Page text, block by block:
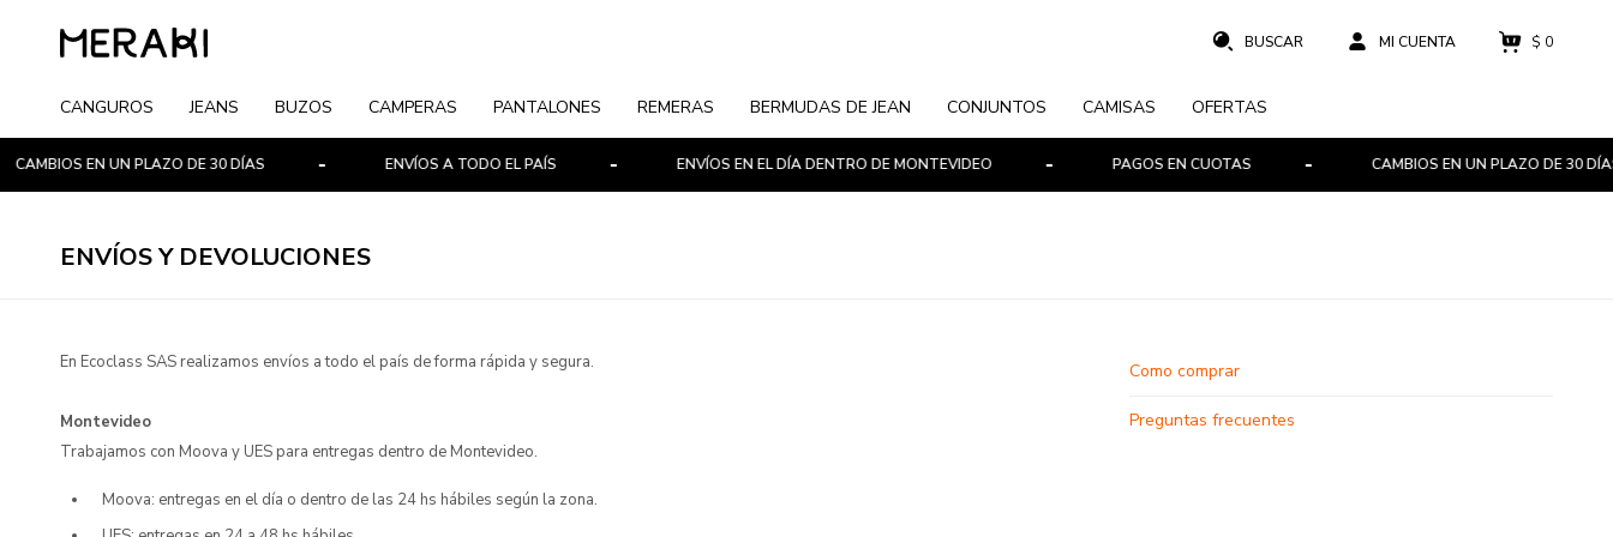
CANGUROS JEANS BUZOS CAMPERAS PANTALONES REMERAS BERMUDAS DE JEAN CONJUNTOS CAMISAS OFERTAS
$ 0
EN UN PLAZO DE 30 DÍAS ENVÍOS A TODO EL PAÍS ENVÍOS EN EL DÍA DENTRO DE MONTEVIDEO PAGOS EN CUOTAS CAMBIOS EN UN PLAZO DE 30 DÍAS
ENVÍOS Y DEVOLUCIONES
En Ecoclass SAS realizamos envíos a todo el país de forma rápida y segura.
Montevideo
Trabajamos con Moova y UES para entregas dentro de Montevideo.
Moova: entregas en el día o dentro de las 24 hs hábiles según la zona.
Como comprar
Preguntas frecuentes